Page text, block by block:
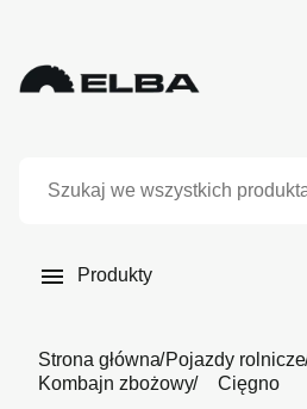
 Produkty
Strona główna Pojazdy rolnicze
Kombajn zbożowy
Cięgno